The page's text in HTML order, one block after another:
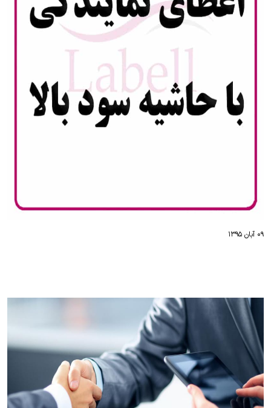
۰۹ آبان ۱۳۹۵